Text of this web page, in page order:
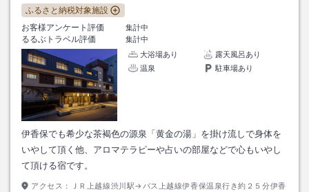
ふるさと納税対象施設
お客様アンケート評価
集計中
るるぶトラベル評価
集計中
大浴場あり
露天風呂あり
温泉
駐車場あり
伊香保でも希少な茶褐色の源泉「黄金の湯」を掛け流しで身体を
いやして頂く他、アロマテラピーや占いの部屋などで心もいやし
て頂ける宿です。
アクセス：
ＪＲ上越線渋川駅→バス上越線伊香保温泉行き約２５分伊香